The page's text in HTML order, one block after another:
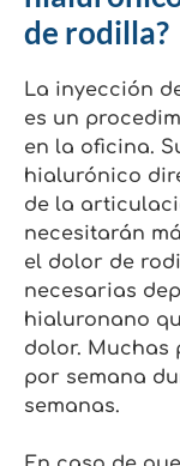
de rodilla?
La inyección
es un
en la oficina.
hialurónico
de la
necesitarán
el dolor de
necesarias
hialuronano
dolor. Muchas
por semana
semanas.